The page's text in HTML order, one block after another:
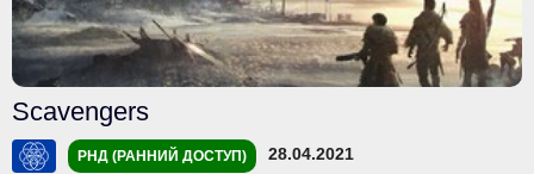
Scavengers
РНД (РАННИЙ ДОСТУП) 28.04.2021